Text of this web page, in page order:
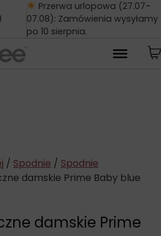
Przerwa urlopowa (27.07–
07.08): Zamówienia wysyłamy
po 10 sierpnia.
/ Spodnie / Spodnie
damskie Prime Baby blue
damskie Prime